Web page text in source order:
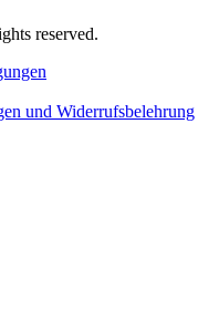
reserved.
und Widerrufsbelehrung